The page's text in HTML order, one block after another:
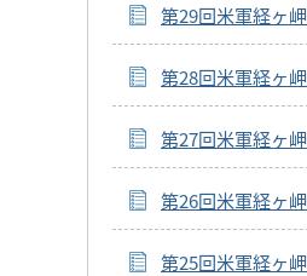
第29回米軍経ヶ
第28回米軍経ヶ
第27回米軍経ヶ
第26回米軍経ヶ
第25回米軍経ヶ